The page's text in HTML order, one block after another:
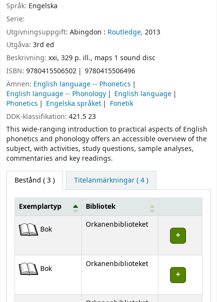
Språk: Engelska
Serie:
Utgivningsuppgift: Abingdon : Routledge, 2013
Utgåva: 3rd ed
Beskrivning: xxi, 329 p. ill., maps 1 sound disc
ISBN: 9780415506502
9780415506496
Ämnen: English language -- Phonetics
English language -- Phonology
English language
Phonetics
Engelska språket
Fonetik
DDK-klassifikation: 421.5 23
This wide-ranging introduction to practical aspects of English
phonetics and phonology offers an accessible overview of the
subject, with activities, study questions, sample analyses,
commentaries and key readings.
Bestånd ( 3 ) Titelanmärkningar ( 4 )
Bestånd
Exemplartyp Bibliotek
Bok Orkanenbiblioteket
Bok Orkanenbiblioteket